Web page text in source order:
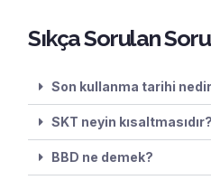
Sıkça Sorulan
Son kullanma tarihi
SKT neyin kısaltmasıdır?
BBD ne demek?